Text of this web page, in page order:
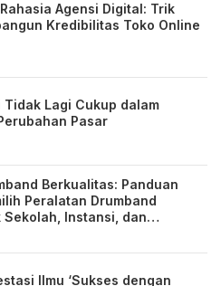
Agensi Digital: Trik
Kredibilitas Toko Online
Tidak Lagi Cukup dalam
Pasar
Berkualitas: Panduan
Peralatan Drumband
Instansi, dan
Ilmu ‘Sukses dengan